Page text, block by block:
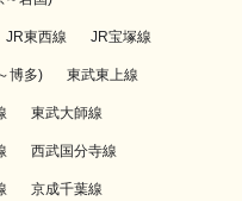
JR東西線 JR宝塚線
博多) 東武東上線
東武大師線
西武国分寺線
京成千葉線